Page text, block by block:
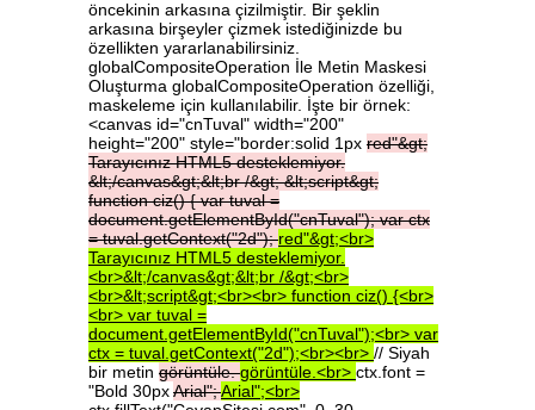
öncekinin arkasına çizilmiştir. Bir şeklin
arkasına birşeyler çizmek istediğinizde bu
özellikten yararlanabilirsiniz.
globalCompositeOperation İle Metin Maskesi
Oluşturma globalCompositeOperation özelliği,
maskeleme için kullanılabilir. İşte bir örnek:
<canvas id="cnTuval" width="200"
height="200" style="border:solid 1px red"&gt;
TarayıcınızHTML5desteklemiyor.
&lt;/canvas&gt;&lt;br/&gt;&lt;script&gt;
functionciz(){vartuval=
document.getElementById("cnTuval");varctx
=tuval.getContext("2d");red"&gt;<br>
Tarayıcınız HTML5 desteklemiyor.
<br>&lt;/canvas&gt;&lt;br /&gt;<br>
<br>&lt;script&gt;<br><br> function ciz() {<br>
<br> var tuval =
document.getElementById("cnTuval");<br> var
ctx = tuval.getContext("2d");<br><br> // Siyah
bir metin görüntüle.görüntüle.<br> ctx.font =
"Bold 30pxArial";Arial";<br>